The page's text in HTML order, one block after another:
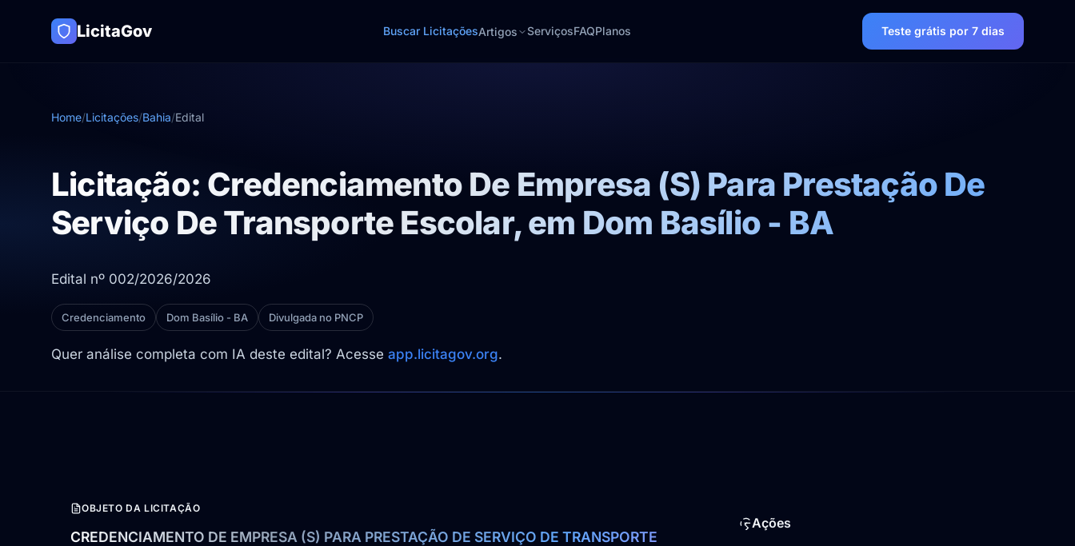
LicitaGov Buscar LicitaçõesArtigos ServiçosFAQPlanos Teste grátis por 7 dias
Home/Licitações/Bahia/Edital
Licitação: Credenciamento De Empresa (S) Para Prestação De
Serviço De Transporte Escolar, em Dom Basílio - BA
Edital nº 002/2026/2026
Credenciamento Dom Basílio - BA Divulgada no PNCP
Quer análise completa com IA deste edital? Acesse app.licitagov.org.
OBJETO DA LICITAÇÃO
CREDENCIAMENTO DE EMPRESA (S) PARA PRESTAÇÃO DE SERVIÇO DE TRANSPORTE
Ações